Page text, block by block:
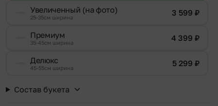
Увеличенный (на фото)
25-35см ширина 3 599 ₽
Премиум
35-45см ширина 4 399 ₽
Делюкс
45-55см ширина 5 299 ₽
Состав букета